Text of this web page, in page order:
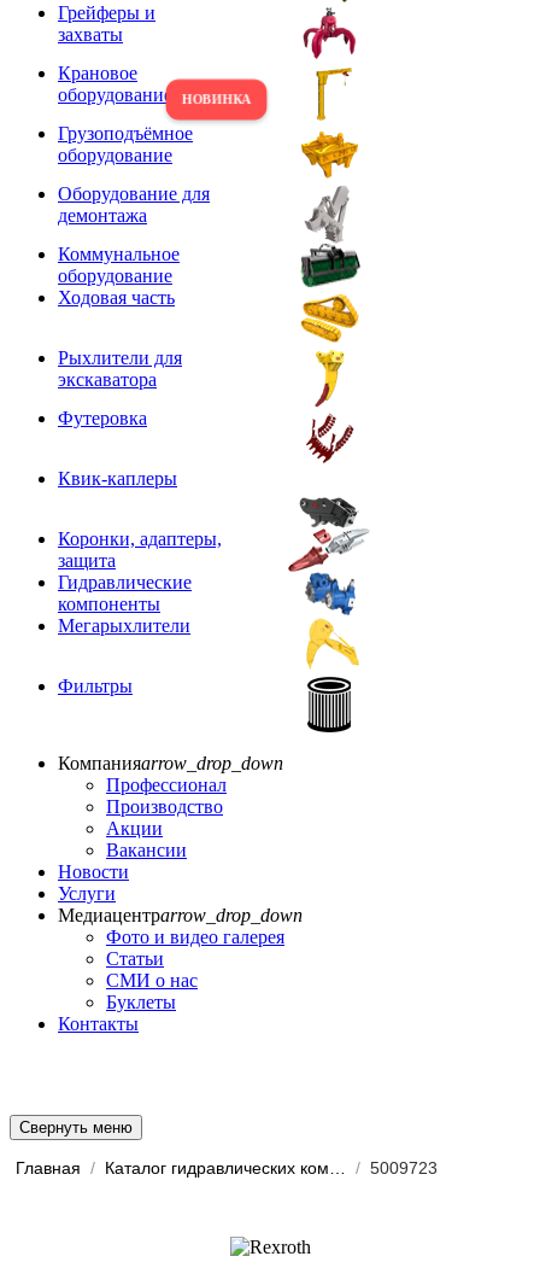
Грейферы и
захваты
Крановое
оборудование
Грузоподъёмное
оборудование
Оборудование для
демонтажа
Коммунальное
оборудование
Ходовая часть
Рыхлители для
экскаватора
Футеровка
Квик-каплеры
Коронки, адаптеры,
защита
Гидравлические
компоненты
Мегарыхлители
Фильтры
Компанияarrow_drop_down
Профессионал
Производство
Акции
Вакансии
Новости
Услуги
Медиацентрarrow_drop_down
Фото и видео галерея
Статьи
СМИ о нас
Буклеты
Контакты
Свернуть меню
Главная / / 5009723